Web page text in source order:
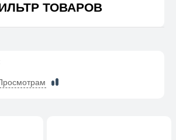
ТОВАРОВ